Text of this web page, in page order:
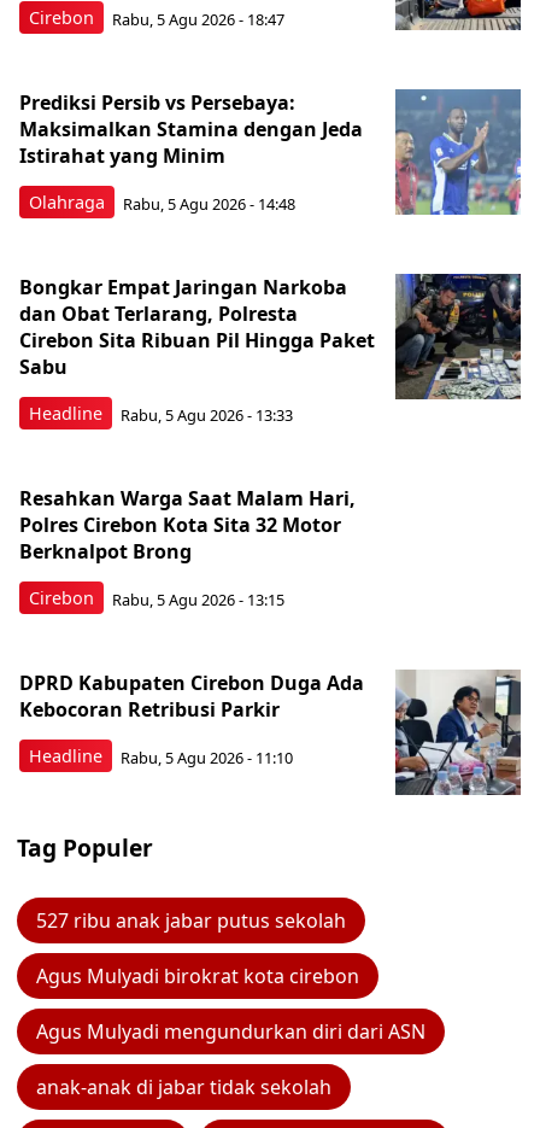
Cirebon Rabu, 5 Agu 2026 - 18:47
Olahraga
Prediksi Persib vs Persebaya:
Maksimalkan Stamina dengan Jeda
Istirahat yang Minim
Rabu, 5 Agu 2026 - 14:48
Headline
Bongkar Empat Jaringan Narkoba
dan Obat Terlarang, Polresta
Cirebon Sita Ribuan Pil Hingga Paket
Sabu
Rabu, 5 Agu 2026 - 13:33
Cirebon
Resahkan Warga Saat Malam Hari,
Polres Cirebon Kota Sita 32 Motor
Berknalpot Brong
Rabu, 5 Agu 2026 - 13:15
Headline
DPRD Kabupaten Cirebon Duga Ada
Kebocoran Retribusi Parkir
Rabu, 5 Agu 2026 - 11:10
Tag Populer
527 ribu anak jabar putus sekolah
Agus Mulyadi birokrat kota cirebon
Agus Mulyadi mengundurkan diri dari ASN
anak-anak di jabar tidak sekolah